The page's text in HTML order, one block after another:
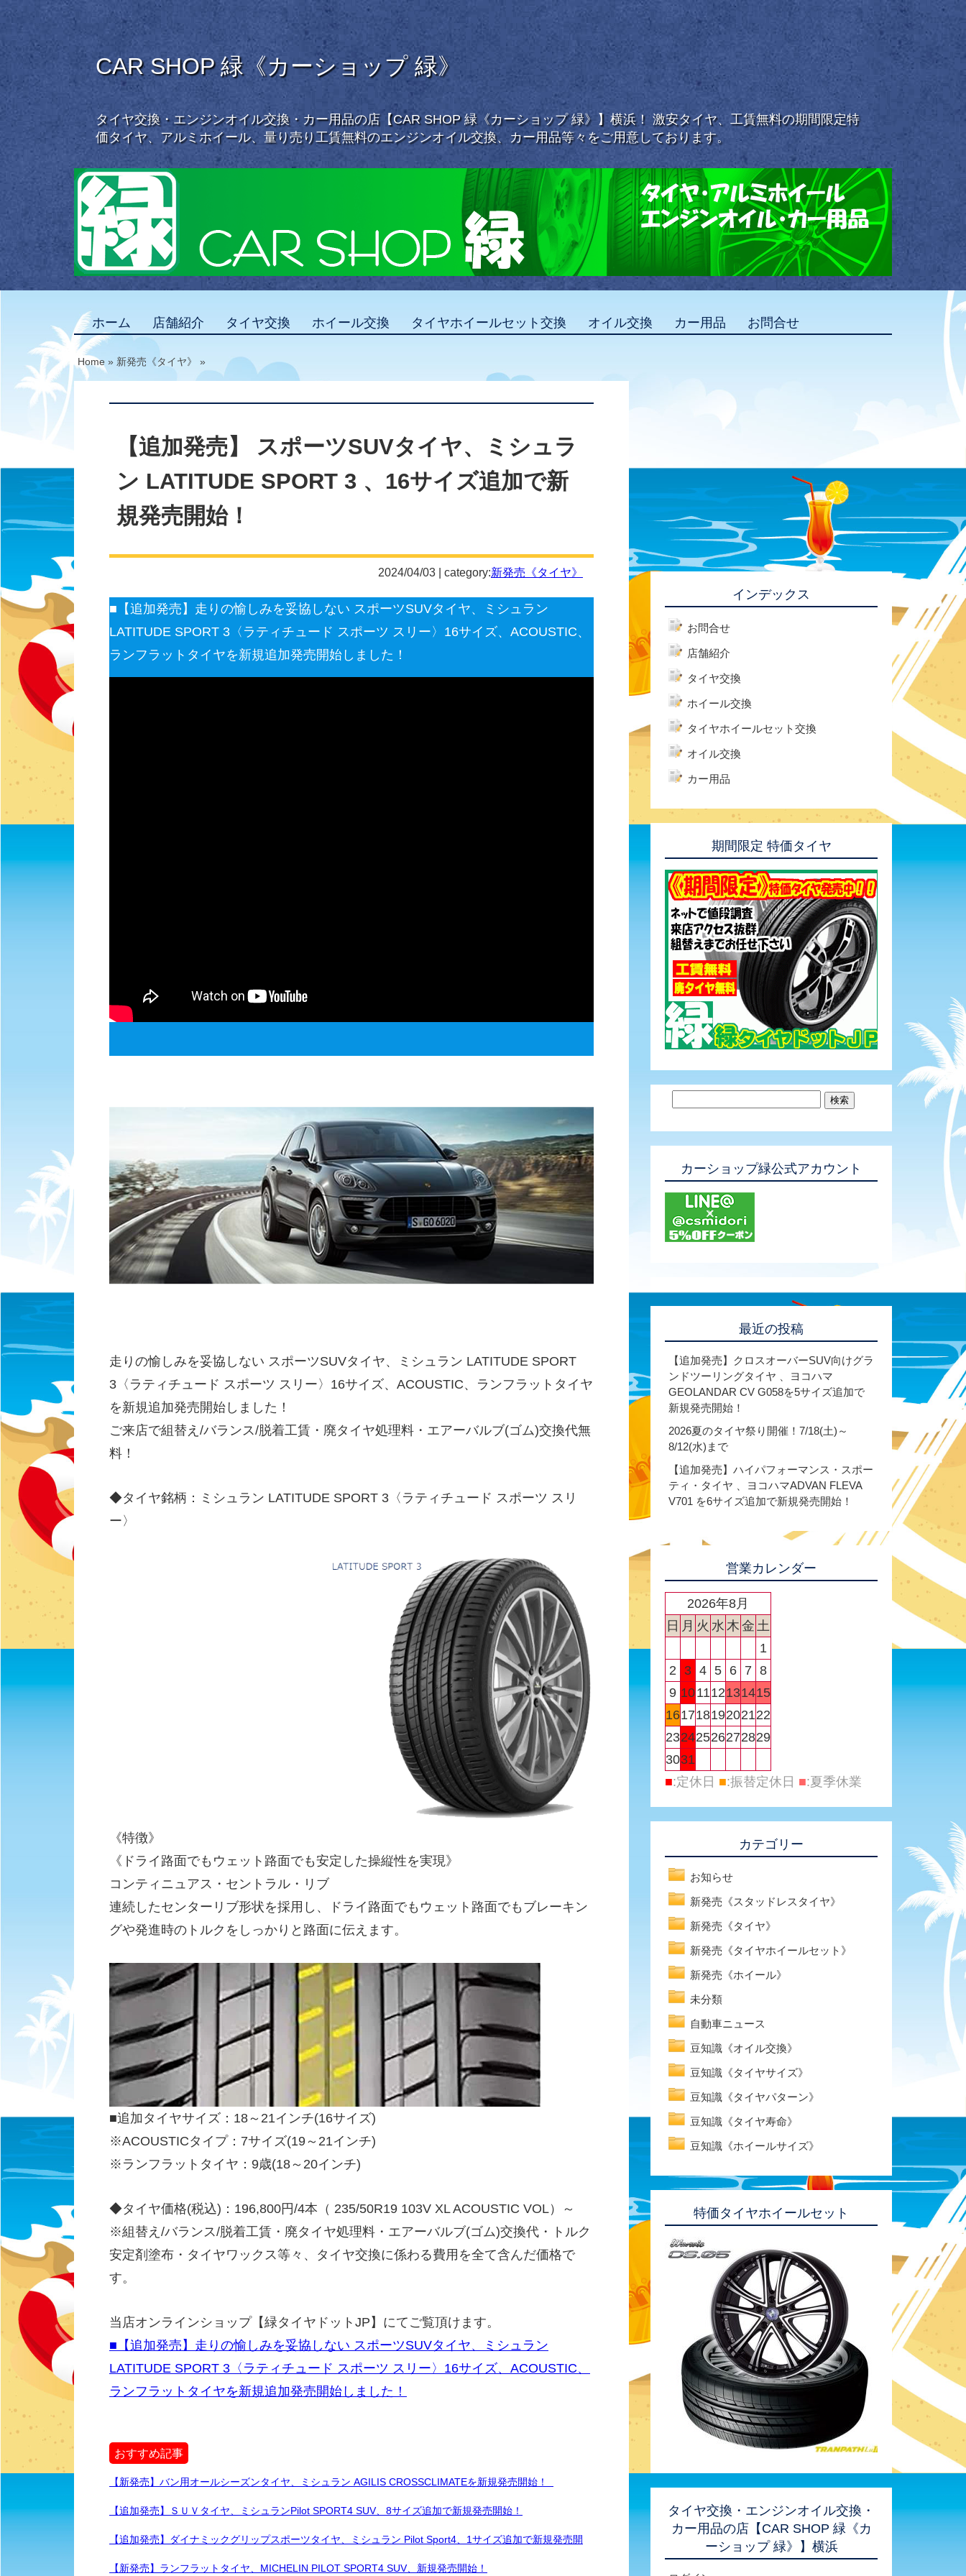
CAR SHOP 緑《カーショップ 緑》
タイヤ交換・エンジンオイル交換・カー用品の店【CAR SHOP 緑《カーショップ 緑》】横浜！ 激安タイヤ、工賃無料の期間限定特
価タイヤ、アルミホイール、量り売り工賃無料のエンジンオイル交換、カー用品等々をご用意しております。
ホーム 店舗紹介 タイヤ交換 ホイール交換 タイヤホイールセット交換 オイル交換 カー用品 お問合せ
Home » 新発売《タイヤ》 »
【追加発売】 スポーツSUVタイヤ、ミシュラ
ン LATITUDE SPORT 3 、16サイズ追加で新
規発売開始！
2024/04/03 | category:新発売《タイヤ》
■【追加発売】走りの愉しみを妥協しない スポーツSUVタイヤ、ミシュラン
LATITUDE SPORT 3〈ラティチュード スポーツ スリー〉16サイズ、ACOUSTIC、
ランフラットタイヤを新規追加発売開始しました！
走りの愉しみを妥協しない スポーツSUVタイヤ、ミシュラン LATITUDE SPORT
3〈ラティチュード スポーツ スリー〉16サイズ、ACOUSTIC、ランフラットタイヤ
を新規追加発売開始しました！
ご来店で組替え/バランス/脱着工賃・廃タイヤ処理料・エアーバルブ(ゴム)交換代無
料！
◆タイヤ銘柄：ミシュラン LATITUDE SPORT 3〈ラティチュード スポーツ スリ
ー〉
《特徴》
《ドライ路面でもウェット路面でも安定した操縦性を実現》
コンティニュアス・セントラル・リブ
連続したセンターリブ形状を採用し、ドライ路面でもウェット路面でもブレーキン
グや発進時のトルクをしっかりと路面に伝えます。
■追加タイヤサイズ：18～21インチ(16サイズ)
※ACOUSTICタイプ：7サイズ(19～21インチ)
※ランフラットタイヤ：9歳(18～20インチ)
◆タイヤ価格(税込)：196,800円/4本（ 235/50R19 103V XL ACOUSTIC VOL）～
※組替え/バランス/脱着工賃・廃タイヤ処理料・エアーバルブ(ゴム)交換代・トルク
安定剤塗布・タイヤワックス等々、タイヤ交換に係わる費用を全て含んだ価格で
す。
当店オンラインショップ【緑タイヤドットJP】にてご覧頂けます。
■【追加発売】走りの愉しみを妥協しない スポーツSUVタイヤ、ミシュラン
LATITUDE SPORT 3〈ラティチュード スポーツ スリー〉16サイズ、ACOUSTIC、
ランフラットタイヤを新規追加発売開始しました！
おすすめ記事
【新発売】バン用オールシーズンタイヤ、ミシュラン AGILIS CROSSCLIMATEを新規発売開始！
【追加発売】ＳＵＶタイヤ、ミシュランPilot SPORT4 SUV、8サイズ追加で新規発売開始！
【追加発売】ダイナミックグリップスポーツタイヤ、ミシュラン Pilot Sport4、1サイズ追加で新規発売開
【新発売】ランフラットタイヤ、MICHELIN PILOT SPORT4 SUV、新規発売開始！
インデックス
お問合せ
店舗紹介
タイヤ交換
ホイール交換
タイヤホイールセット交換
オイル交換
カー用品
期間限定 特価タイヤ
カーショップ緑公式アカウント
最近の投稿
【追加発売】クロスオーバーSUV向けグラ
ンドツーリングタイヤ 、ヨコハマ
GEOLANDAR CV G058を5サイズ追加で
新規発売開始！
2026夏のタイヤ祭り開催！7/18(土)～
8/12(水)まで
【追加発売】ハイパフォーマンス・スポー
ティ・タイヤ 、ヨコハマADVAN FLEVA
V701 を6サイズ追加で新規発売開始！
営業カレンダー
2026年8月
日 月 火 水 木 金 土
1
2
3 4 5 6 7 8
9 101112131415
16171819202122
23242526272829
3031
■:定休日 ■:振替定休日 ■:夏季休業
カテゴリー
お知らせ
新発売《スタッドレスタイヤ》
新発売《タイヤ》
新発売《タイヤホイールセット》
新発売《ホイール》
未分類
自動車ニュース
豆知識《オイル交換》
豆知識《タイヤサイズ》
豆知識《タイヤパターン》
豆知識《タイヤ寿命》
豆知識《ホイールサイズ》
特価タイヤホイールセット
タイヤ交換・エンジンオイル交換・
カー用品の店【CAR SHOP 緑《カ
ーショップ 緑》】横浜